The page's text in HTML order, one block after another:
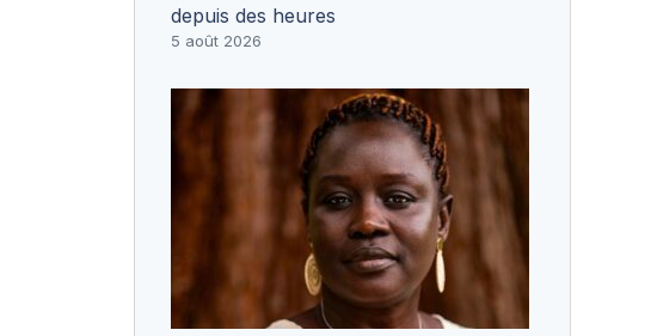
depuis des heures
5 août 2026